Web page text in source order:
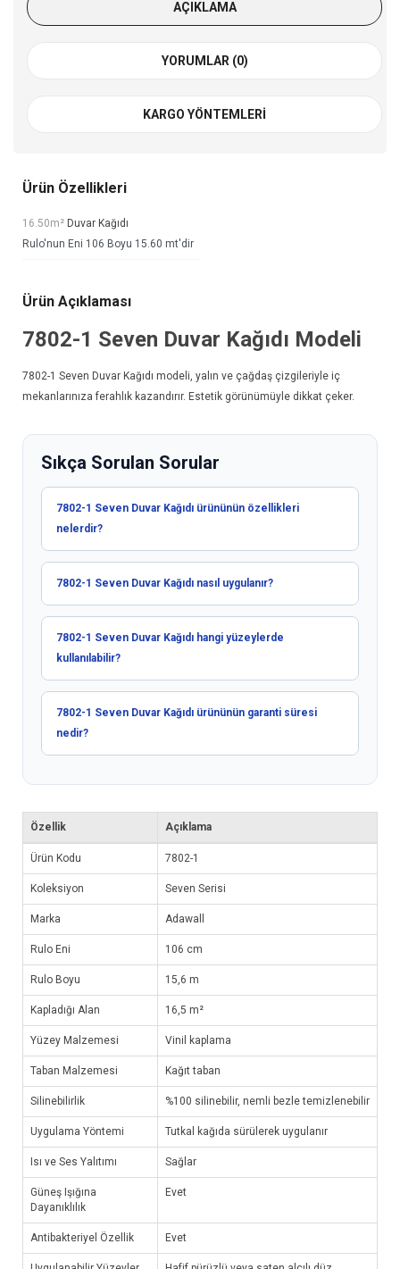
AÇIKLAMA
YORUMLAR (0)
KARGO YÖNTEMLERI
Ürün Özellikleri
16.50m² Duvar Kağıdı
Rulo'nun Eni 106 Boyu 15.60 mt'dir
Ürün Açıklaması
7802-1 Seven Duvar Kağıdı Modeli
7802-1 Seven Duvar Kağıdı modeli, yalın ve çağdaş çizgileriyle iç
mekanlarınıza ferahlık kazandırır. Estetik görünümüyle dikkat çeker.
Sıkça Sorulan Sorular
7802-1 Seven Duvar Kağıdı ürününün özellikleri
nelerdir?
7802-1 Seven Duvar Kağıdı nasıl uygulanır?
7802-1 Seven Duvar Kağıdı hangi yüzeylerde
kullanılabilir?
7802-1 Seven Duvar Kağıdı ürününün garanti süresi
nedir?
Özellik Açıklama
Ürün Kodu 7802-1
Koleksiyon Seven Serisi
Marka Adawall
Rulo Eni 106 cm
Rulo Boyu 15,6 m
Kapladığı Alan 16,5 m²
Yüzey Malzemesi Vinil kaplama
Taban Malzemesi Kağıt taban
Silinebilirlik %100 silinebilir, nemli bezle temizlenebilir
Uygulama Yöntemi Tutkal kağıda sürülerek uygulanır
Isı ve Ses Yalıtımı Sağlar
Güneş Işığına
Dayanıklılık
Evet
Antibakteriyel Özellik Evet